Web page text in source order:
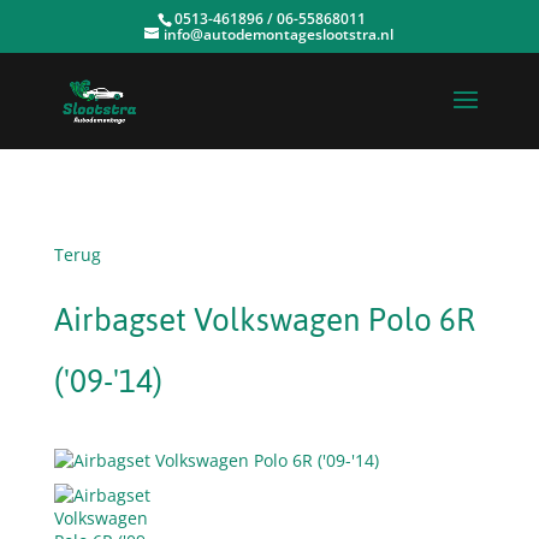
0513-461896 / 06-55868011
info@autodemontageslootstra.nl
Terug
Airbagset Volkswagen Polo 6R
('09-'14)